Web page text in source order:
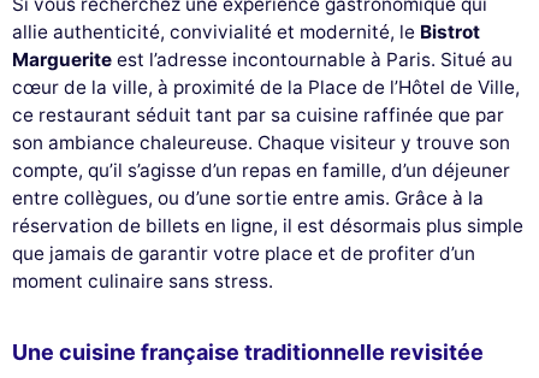
allie authenticité, convivialité et modernité, le Bistrot
Marguerite est l’adresse incontournable à Paris. Situé au
cœur de la ville, à proximité de la Place de l’Hôtel de Ville,
ce restaurant séduit tant par sa cuisine raffinée que par
son ambiance chaleureuse. Chaque visiteur y trouve son
compte, qu’il s’agisse d’un repas en famille, d’un déjeuner
entre collègues, ou d’une sortie entre amis. Grâce à la
réservation de billets en ligne, il est désormais plus simple
que jamais de garantir votre place et de profiter d’un
moment culinaire sans stress.
Une cuisine française traditionnelle revisitée